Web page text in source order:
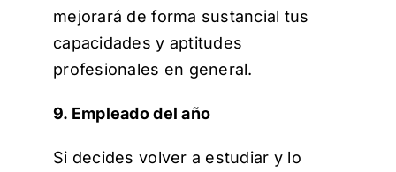
mejorará de forma sustancial tus
capacidades y aptitudes
profesionales en general.
9. Empleado del año
Si decides volver a estudiar y lo